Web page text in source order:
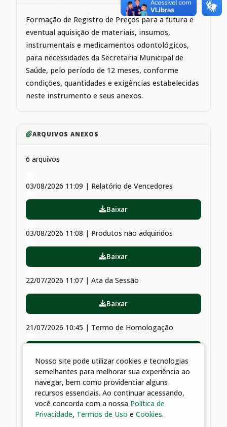
Formação de Registro de Preços para a futura e
eventual aquisição de materiais, insumos,
instrumentais e medicamentos odontológicos,
para necessidades da Secretaria Municipal de
Saúde, pelo período de 12 meses, conforme
condições, quantidades e exigências estabelecidas
neste instrumento e seus anexos.
ARQUIVOS ANEXOS
6 arquivos
03/08/2026 11:09 | Relatório de Vencedores
Baixar
03/08/2026 11:08 | Produtos não adquiridos
Baixar
22/07/2026 11:07 | Ata da Sessão
Baixar
21/07/2026 10:45 | Termo de Homologação
10/07/2026 10:39 | Termo de Julgamento
Baixar
Nosso site pode utilizar cookies e tecnologias
semelhantes para melhorar sua experiência ao
navegar, bem como providenciar alguns
recursos essenciais. Ao continuar acessando,
você concorda com a nossa Política de
Privacidade, Termos de Uso e Cookies.